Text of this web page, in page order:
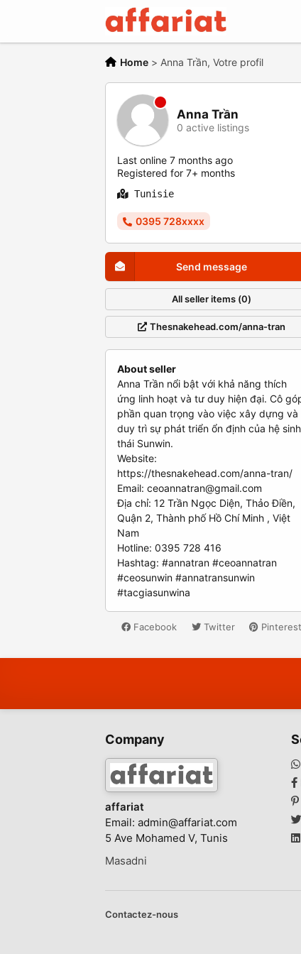
Home > Anna Trần, Votre profil
Anna Trần
0 active listings
Last online 7 months ago
Registered for 7+ months
Tunisie
0395 728xxxx
Send message
All seller items (0)
Thesnakehead.com/anna-tran
About seller
Anna Trần nổi bật với khả năng thích
ứng linh hoạt và tư duy hiện đại. Cô
phần quan trọng vào việc xây dựng và
duy trì sự phát triển ổn định của hệ sinh
thái Sunwin.
Website:
https://thesnakehead.com/anna-tran/
Email: ceoannatran@gmail.com
Địa chỉ: 12 Trần Ngọc Diện, Thảo Điền,
Quận 2, Thành phố Hồ Chí Minh , Việt
Nam
Hotline: 0395 728 416
Hashtag: #annatran #ceoannatran
#ceosunwin #annatransunwin
#tacgiasunwina
Facebook Twitter Pinterest
Company
affariat
Email: admin@affariat.com
5 Ave Mohamed V, Tunis
Masadni
Contactez-nous